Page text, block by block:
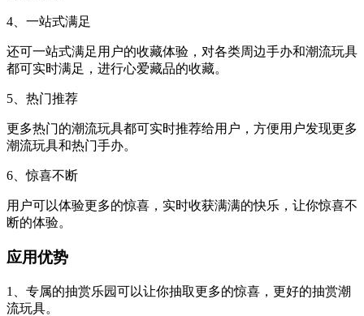
4、一站式满足
还可一站式满足用户的收藏体验，对各类周边手办和潮流玩具
都可实时满足，进行心爱藏品的收藏。
5、热门推荐
更多热门的潮流玩具都可实时推荐给用户，方便用户发现更多
潮流玩具和热门手办。
6、惊喜不断
用户可以体验更多的惊喜，实时收获满满的快乐，让你惊喜不
断的体验。
应用优势
1、专属的抽赏乐园可以让你抽取更多的惊喜，更好的抽赏潮
流玩具。